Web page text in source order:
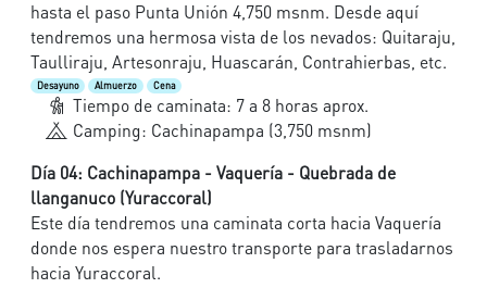
hasta el paso Punta Unión 4,750 msnm. Desde aquí
tendremos una hermosa vista de los nevados: Quitaraju,
Taulliraju, Artesonraju, Huascarán, Contrahierbas, etc.
Desayuno Almuerzo Cena
Tiempo de caminata: 7 a 8 horas aprox.
Camping: Cachinapampa (3,750 msnm)
Día 04: Cachinapampa - Vaquería - Quebrada de
llanganuco (Yuraccoral)
Este día tendremos una caminata corta hacia Vaquería
donde nos espera nuestro transporte para trasladarnos
hacia Yuraccoral.